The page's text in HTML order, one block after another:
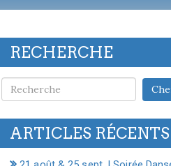
RECHERCHE
ARTICLES RÉCENTS